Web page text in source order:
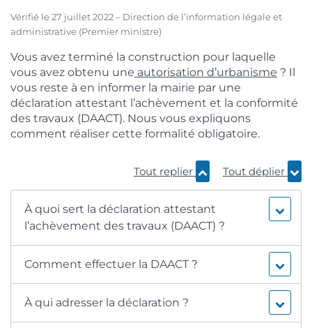
Vérifié le 27 juillet 2022 – Direction de l’information légale et
administrative (Premier ministre)
Vous avez terminé la construction pour laquelle
vous avez obtenu une autorisation d’urbanisme ? Il
vous reste à en informer la mairie par une
déclaration attestant l’achèvement et la conformité
des travaux (DAACT). Nous vous expliquons
comment réaliser cette formalité obligatoire.
Tout replier Tout déplier
À quoi sert la déclaration attestant
l’achèvement des travaux (DAACT) ?
Comment effectuer la DAACT ?
À qui adresser la déclaration ?